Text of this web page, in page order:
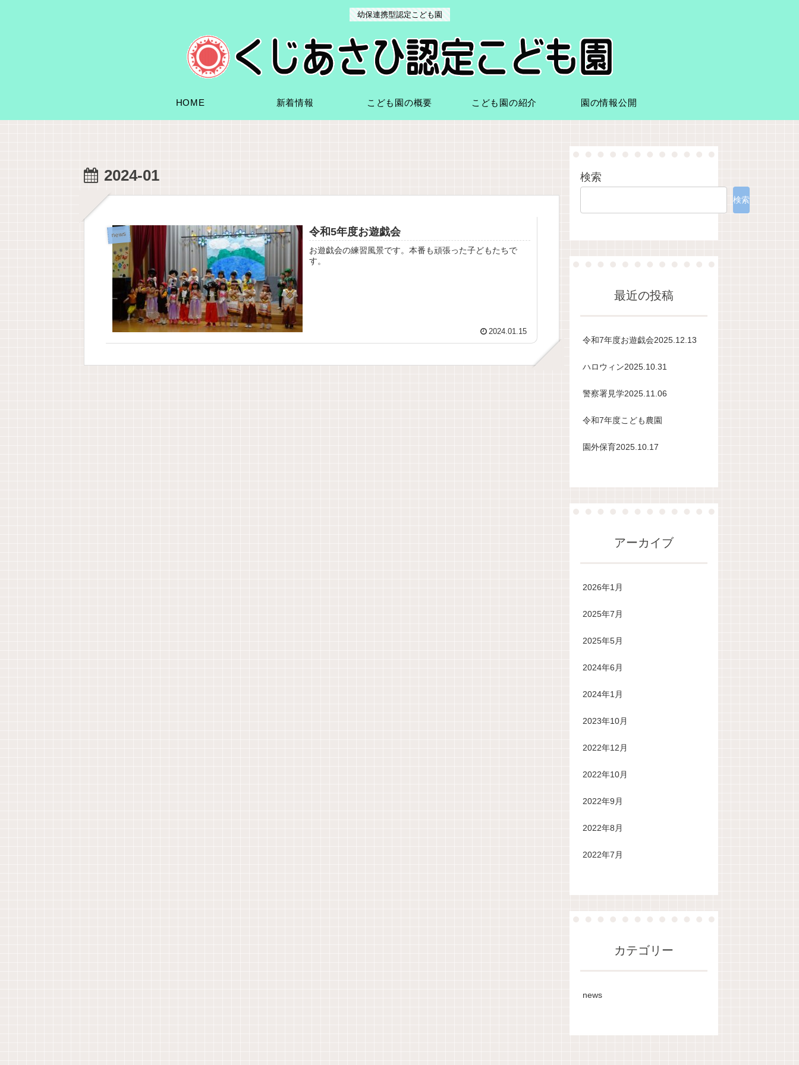
幼保連携型認定こども園
HOME 新着情報 こども園の概要 こども園の紹介 園の情報公開
2024-01
news 令和5年度お遊戯会
お遊戯会の練習風景です。本番も頑張った子どもたちで
す。
2024.01.15
検索
検索
最近の投稿
令和7年度お遊戯会2025.12.13
ハロウィン2025.10.31
警察署見学2025.11.06
令和7年度こども農園
園外保育2025.10.17
アーカイブ
2026年1月
2025年7月
2025年5月
2024年6月
2024年1月
2023年10月
2022年12月
2022年10月
2022年9月
2022年8月
2022年7月
カテゴリー
news